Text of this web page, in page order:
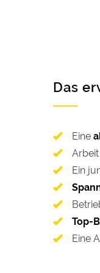
Das
Eine
Ein
Top-
Eine